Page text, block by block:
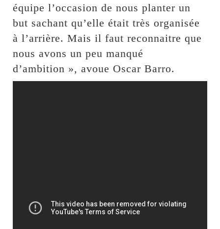
équipe l’occasion de nous planter un
but sachant qu’elle était très organisée
à l’arrière. Mais il faut reconnaitre que
nous avons un peu manqué
d’ambition », avoue Oscar Barro.